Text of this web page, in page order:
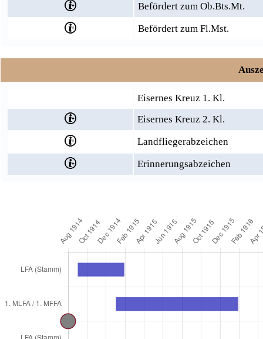
Befördert zum Ob.Bts.Mt.
Befördert zum Fl.Mst.
Eisernes Kreuz 1. Kl.
Eisernes Kreuz 2. Kl.
Landfliegerabzeichen
Erinnerungsabzeichen